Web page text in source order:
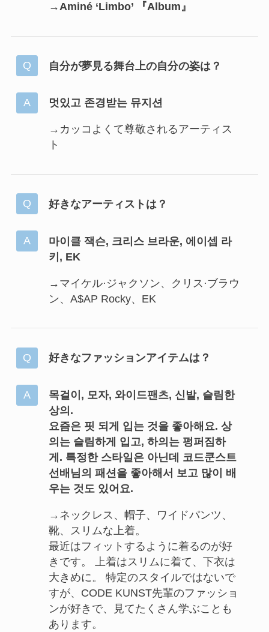
→ Aminé ‘Limbo’ 『Album』
自分が夢見る舞台上の自分の姿は？
멋있고 존경받는 뮤지션
→カッコよくて尊敬されるアーティス
ト
好きなアーティストは？
마이클 잭슨, 크리스 브라운, 에이셉 라
키, EK
→マイケル·ジャクソン、クリス·ブラウ
ン、A$AP Rocky、EK
好きなファッションアイテムは？
목걸이, 모자, 와이드팬츠, 신발, 슬림한
상의.
요즘은 핏 되게 입는 것을 좋아해요. 상
의는 슬림하게 입고, 하의는 펑퍼짐하
게. 특정한 스타일은 아닌데 코드쿤스트
선배님의 패션을 좋아해서 보고 많이 배
우는 것도 있어요.
→ネックレス、帽子、ワイドパンツ、
靴、スリムな上着。
最近はフィットするように着るのが好
きです。 上着はスリムに着て、下衣は
大きめに。 特定のスタイルではないで
すが、CODE KUNST先輩のファッショ
ンが好きで、見てたくさん学ぶことも
あります。